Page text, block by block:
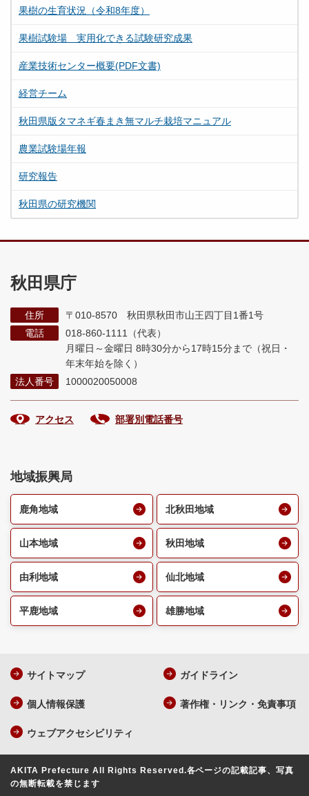
果樹の生育状況（令和8年度）
果樹試験場 実用化できる試験研究成果
産業技術センター概要(PDF文書)
経営チーム
秋田県版タマネギ春まき無マルチ栽培マニュアル
農業試験場年報
研究報告
秋田県の研究機関
秋田県庁
住所
〒010-8570 秋田県秋田市山王四丁目1番1号
電話
018-860-1111（代表）
月曜日～金曜日 8時30分から17時15分まで （祝日・
年末年始を除く）
法人番号
1000020050008
アクセス 部署別電話番号
地域振興局
鹿角地域 北秋田地域
山本地域 秋田地域
由利地域 仙北地域
平鹿地域 雄勝地域
サイトマップ ガイドライン
個人情報保護 著作権・リンク・免責事項
ウェブアクセシビリティ
AKITA Prefecture All Rights Reserved.各ページの記載記事、写真
の無断転載を禁じます